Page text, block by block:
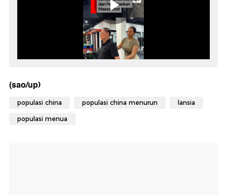
(sao/up)
populasi china populasi china menurun lansia
populasi menua